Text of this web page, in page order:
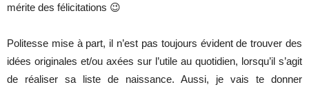
mérite des félicitations 😉
Politesse mise à part, il n’est pas toujours évident de trouver des
idées originales et/ou axées sur l’utile au quotidien, lorsqu’il s’agit
de réaliser sa liste de naissance. Aussi, je vais te donner